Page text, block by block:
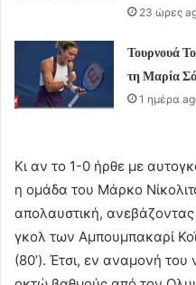
23 ώρες
Τουρνουά
τη Μαρία
1 ημέρα
Κι αν το 1-0 ήρθε με
η ομάδα του Μάρκο
απολαυστική, ανεβάζοντας
γκολ των Αμπουμπακαρί
(80’). Έτσι, εν αναμονή του